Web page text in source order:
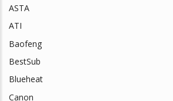
ASTA
ATI
Baofeng
BestSub
Blueheat
Canon